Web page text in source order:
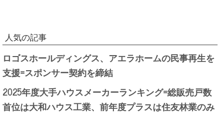
人気の記事
ロゴスホールディングス、アエラホームの民事再生を
支援=スポンサー契約を締結
2025年度大手ハウスメーカーランキング=総販売戸数
首位は大和ハウス工業、前年度プラスは住友林業のみ